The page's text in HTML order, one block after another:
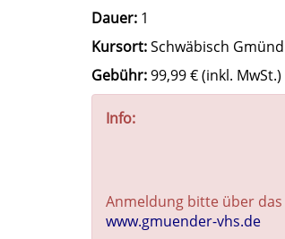
Dauer: 1
Kursort:Schwäbisch
Gebühr:99,99 € (inkl. MwSt.)
Info:
Anmeldung bitte über
www.gmuender-vhs.de